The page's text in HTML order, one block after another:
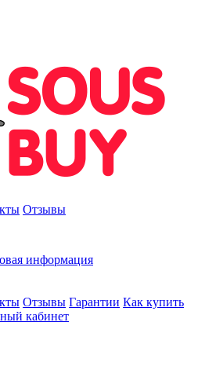
Отзывы
информация
Отзывы Гарантии Как купить
кабинет